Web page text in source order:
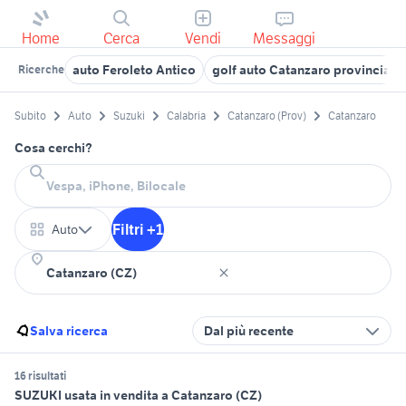
Home Cerca Vendi Messaggi
Ricerche auto Feroleto Antico golf auto Catanzaro provincia
Subito Auto Suzuki Calabria Catanzaro (Prov) Catanzaro
Cosa cerchi?
Auto Filtri +1
Salva ricerca Dal più recente
16 risultati
SUZUKI usata in vendita a Catanzaro (CZ)